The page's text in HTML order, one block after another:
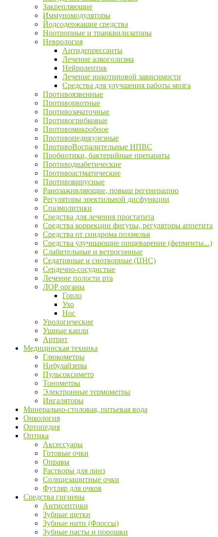
Закрепляющие
Иммуномодуляторы
Йодсодержащие средства
Ноотропные и транквилизаторы
Неврология
Антидепрессанты
Лечение алкоголизма
Нейролептик
Лечение никотиновой зависимости
Средства для улучшения работы мозга
Противоязвенные
Противорвотные
Противозачаточные
Противогрибковые
Противомикробное
Противопедикулезные
ПротивоВоспалительные НПВС
Пробиотики, бактерийные препараты
Противодиабетические
Противоастматические
Противовирусные
Ранозаживляющие, повыш регенерацию
Регуляторы эректильной дисфункции
Спазмолитики
Средства для лечения простатита
Средства коррекции фигуры, регуляторы аппетита
Средства от синдрома похмелья
Средства улучшающие пищеварение (ферменты...)
Слабительные и ветрогонные
Седативные и снотворные (ЦНС)
Сердечно-сосудистые
Лечение полости рта
ЛОР органы
Горло
Ухо
Нос
Урологические
Ушные капли
Артрит
Медицинская техника
Глюкометры
Нибулайзеры
Пульсоксиметр
Тонометры
Электронные термометры
Ингаляторы
Минерально-столовая, питьевая вода
Онкология
Ортопедия
Оптика
Аксессуары
Готовые очки
Оправы
Растворы для линз
Солнцезащитные очки
Футляр для очков
Средства гигиены
Антисептики
Зубные щетки
Зубные нити (Флоссы)
Зубные пасты и порошки